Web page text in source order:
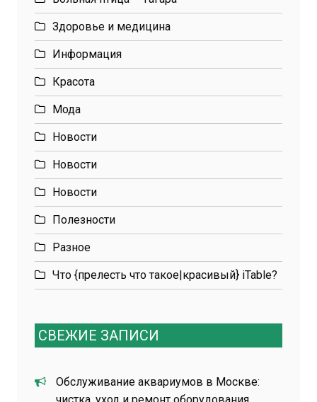
Здоровье и медицина
Информация
Красота
Мода
Новости
Новости
Новости
Полезности
Разное
Что {прелесть что такое|красивый} iTable?
СВЕЖИЕ ЗАПИСИ
Обслуживание аквариумов в Москве: